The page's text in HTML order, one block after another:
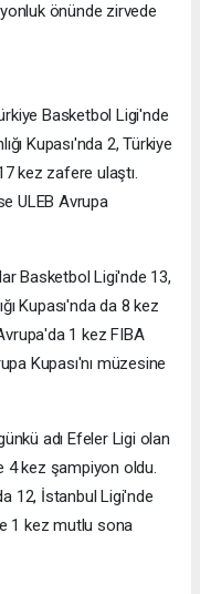
önünde zirvede
Basketbol Ligi'nde
Kupası'nda 2, Türkiye
kez zafere ulaştı.
ULEB Avrupa
Basketbol Ligi'nde 13,
Kupası'nda da 8 kez
1 kez FIBA
Kupası'nı müzesine
adı Efeler Ligi olan
4 kez şampiyon oldu.
12, İstanbul Ligi'nde
1 kez mutlu sona